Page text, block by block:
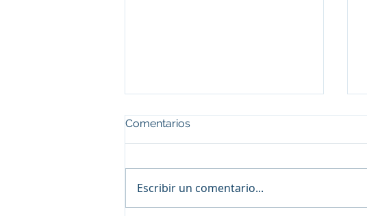
Comentarios
Escribir un comentario...